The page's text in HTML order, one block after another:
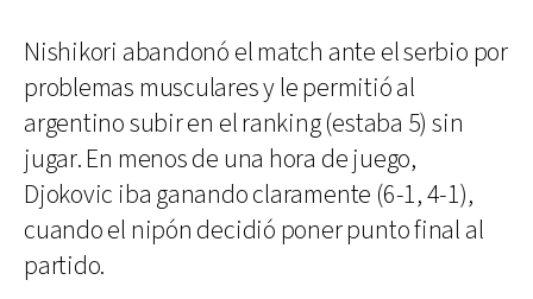
Nishikori abandonó el match ante el serbio por
problemas musculares y le permitió al
argentino subir en el ranking (estaba 5) sin
jugar. En menos de una hora de juego,
Djokovic iba ganando claramente (6-1, 4-1),
cuando el nipón decidió poner punto final al
partido.